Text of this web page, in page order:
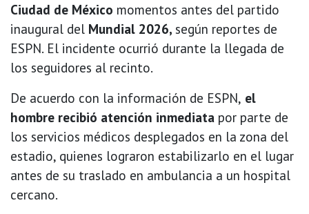
Ciudad de México momentos antes del partido
inaugural del Mundial 2026, según reportes de
ESPN. El incidente ocurrió durante la llegada de
los seguidores al recinto.
De acuerdo con la información de ESPN, el
hombre recibió atención inmediata por parte de
los servicios médicos desplegados en la zona del
estadio, quienes lograron estabilizarlo en el lugar
antes de su traslado en ambulancia a un hospital
cercano.